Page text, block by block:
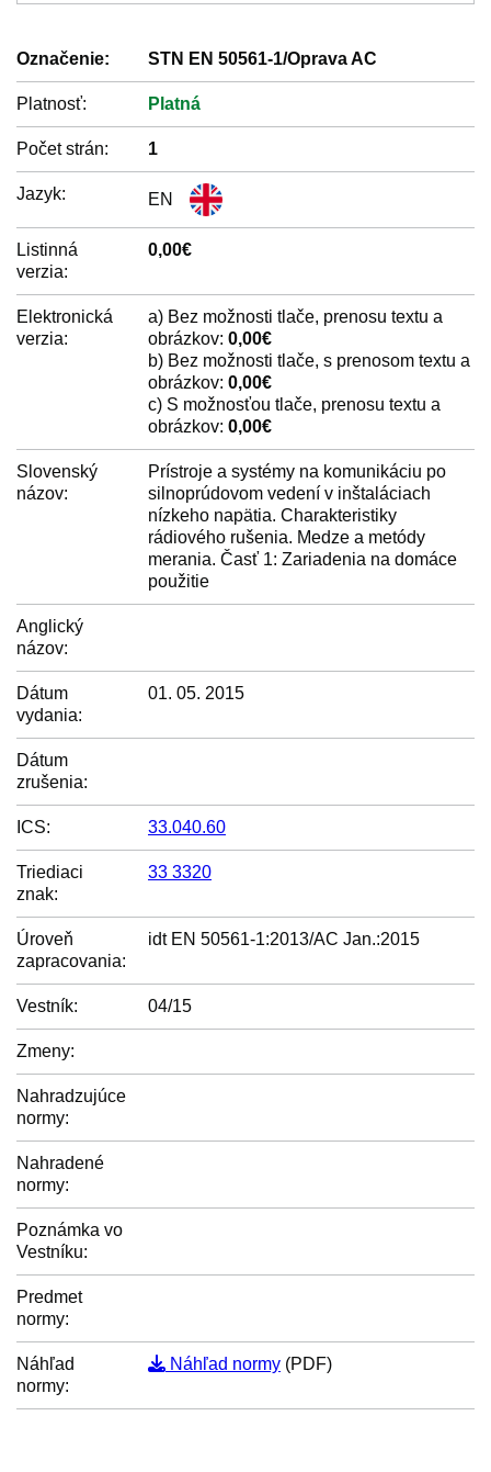
Označenie: STN EN 50561-1/Oprava AC
Platnosť: Platná
Počet strán: 1
Jazyk: EN
Listinná
verzia:
0,00€
Elektronická
verzia:
a) Bez možnosti tlače, prenosu textu a
obrázkov: 0,00€
b) Bez možnosti tlače, s prenosom textu a
obrázkov: 0,00€
c) S možnosťou tlače, prenosu textu a
obrázkov: 0,00€
Slovenský
názov:
Prístroje a systémy na komunikáciu po
silnoprúdovom vedení v inštaláciach
nízkeho napätia. Charakteristiky
rádiového rušenia. Medze a metódy
merania. Časť 1: Zariadenia na domáce
použitie
Anglický
názov:
Dátum
vydania:
01. 05. 2015
Dátum
zrušenia:
ICS: 33.040.60
Triediaci
znak:
33 3320
Úroveň
zapracovania:
idt EN 50561-1:2013/AC Jan.:2015
Vestník: 04/15
Zmeny:
Nahradzujúce
normy:
Nahradené
normy:
Poznámka vo
Vestníku:
Predmet
normy:
Náhľad
normy:
Náhľad normy (PDF)